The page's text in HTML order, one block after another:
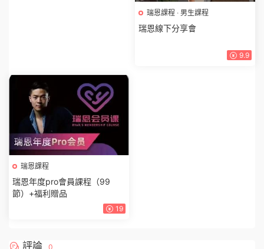
瑞恩課程 · 男生課程
瑞恩線下分享會
9.9
瑞恩課程
瑞恩年度pro會員課程（99
節）+福利贈品
19
評論 0